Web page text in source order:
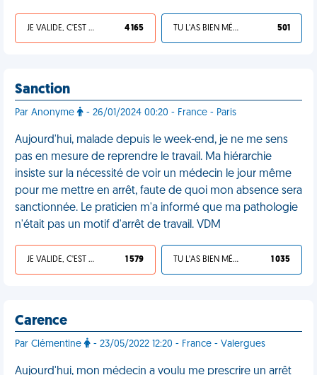
JE VALIDE, C'EST UNE VDM 4 165 TU L'AS BIEN MÉRITÉ 501
Sanction
Par Anonyme - 26/01/2024 00:20 - France - Paris
Aujourd'hui, malade depuis le week-end, je ne me sens
pas en mesure de reprendre le travail. Ma hiérarchie
insiste sur la nécessité de voir un médecin le jour même
pour me mettre en arrêt, faute de quoi mon absence sera
sanctionnée. Le praticien m'a informé que ma pathologie
n'était pas un motif d'arrêt de travail. VDM
JE VALIDE, C'EST UNE VDM 1 579 TU L'AS BIEN MÉRITÉ 1 035
Carence
Par Clémentine - 23/05/2022 12:20 - France - Valergues
Aujourd'hui, mon médecin a voulu me prescrire un arrêt